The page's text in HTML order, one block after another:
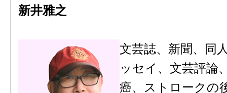
新井雅之
文芸誌、新聞、同
ッセイ、文芸評論
癌、ストロークの